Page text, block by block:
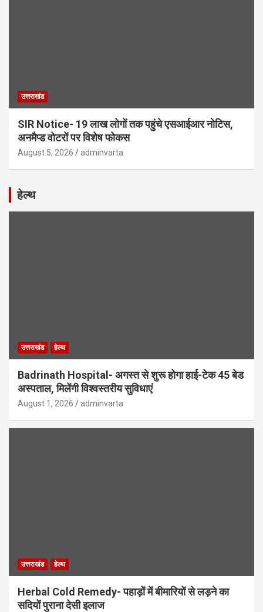
उत्तराखंड
SIR Notice- 19 लाख लोगों तक पहुंचे एसआईआर नोटिस,
अनमैप्ड वोटरों पर विशेष फोकस
August 5, 2026 adminvarta
हेल्थ
उत्तराखंड हेल्थ
Badrinath Hospital- अगस्त से शुरू होगा हाई-टेक 45 बेड
अस्पताल, मिलेंगी विश्वस्तरीय सुविधाएं
August 1, 2026 adminvarta
उत्तराखंड हेल्थ
Herbal Cold Remedy- पहाड़ों में बीमारियों से लड़ने का
सदियों पुराना देसी इलाज